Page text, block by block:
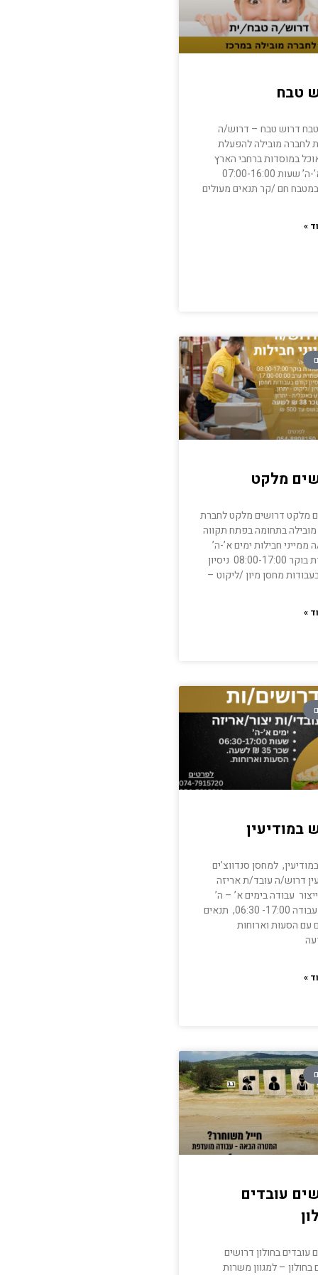
טבח
דרוש טבח – דרוש/ה
לחברה מובילה להפעלת
במוסדות ברחבי הארץ
ימים א’-ה’ שעות 07:00-16:00
במטבח חם /קר תנאים מעולים
»
מלקט
מלקט דרושים מלקט לחברת
בתחומה בפתח תקווה
ממייני חבילות ימים א’-ה’
משמרת בוקר 08:00-17:00 ניסיון
מחסן מיון /ליקוט –
»
במודיעין
למחסן סנדווצ’ים
דרוש/ה עובד/ת אריזה
עבודה בימים א’ – ה’
שעות עבודה 17:00- 06:30, תנאים
עם הסעות וארוחות
»
עובדים
עובדים בחולון דרושים
בחולון – למגוון משרות